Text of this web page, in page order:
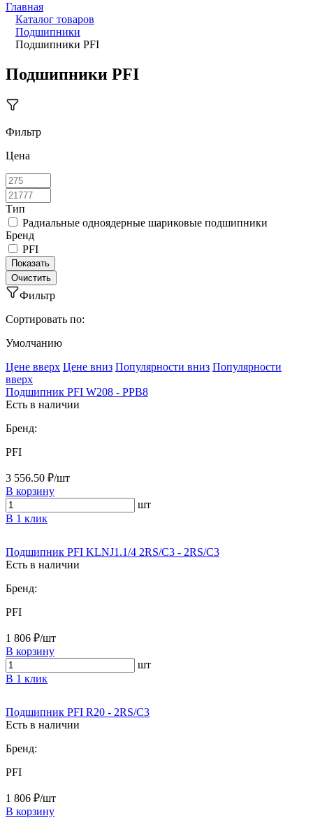
Главная
Каталог товаров
Подшипники
Подшипники PFI
Подшипники PFI
Фильтр
Цена
Тип
Радиальные одноядерные шариковые подшипники
Бренд
PFI
Фильтр
Сортировать по:
Умолчанию
Ценe вверх Ценe вниз Популярности вниз Популярности
вверх
Подшипник PFI W208 - PPB8
Есть в наличии
Бренд:
PFI
3 556.50 ₽/шт
В корзину
шт
В 1 клик
Подшипник PFI KLNJ1.1/4 2RS/C3 - 2RS/C3
Есть в наличии
Бренд:
PFI
1 806 ₽/шт
В корзину
шт
В 1 клик
Подшипник PFI R20 - 2RS/C3
Есть в наличии
Бренд:
PFI
1 806 ₽/шт
В корзину